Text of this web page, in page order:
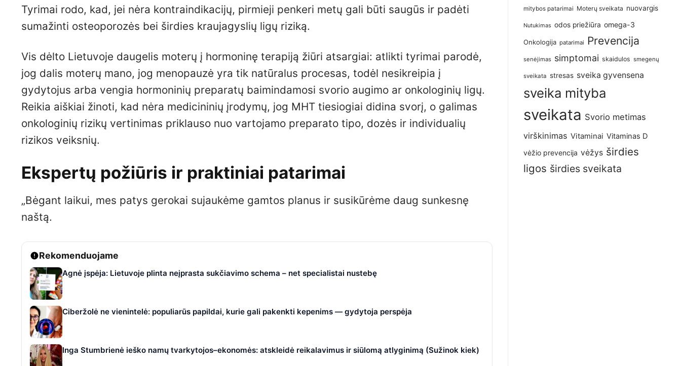
Tyrimai rodo, kad, jei nėra kontraindikacijų, pirmieji penkeri metų gali būti saugūs ir padėti
sumažinti osteoporozės bei širdies kraujagyslių ligų riziką.
Vis dėlto Lietuvoje daugelis moterų į hormoninę terapiją žiūri atsargiai: atlikti tyrimai parodė,
jog dalis moterų mano, jog menopauzė yra tik natūralus procesas, todėl nesikreipia į
gydytojus arba vengia hormoninių preparatų baimindamosi svorio augimo ar onkologinių ligų.
Reikia aiškiai žinoti, kad nėra medicininių įrodymų, jog MHT tiesiogiai didina svorį, o galimas
onkologinių rizikų vertinimas priklauso nuo vartojamo preparato tipo, dozės ir individualių
rizikos veiksnių.
Ekspertų požiūris ir praktiniai patarimai
„Bėgant laikui, mes patys gerokai sujaukėme gamtos planus ir susikūrėme daug sunkesnę
naštą.
Rekomenduojame
Agnė įspėja: Lietuvoje plinta neįprasta sukčiavimo schema – net specialistai nustebę
Ciberžolė ne vienintelė: populiarūs papildai, kurie gali pakenkti kepenims — gydytoja perspėja
Inga Stumbrienė ieško namų tvarkytojos–ekonomės: atskleidė reikalavimus ir siūlomą atlyginimą (Sužinok kiek)
mitybos patarimai Moterų sveikata nuovargis
Nutukimas odos priežiūra omega-3
Onkologija patarimai Prevencija
senėjimas simptomai skaidulos smegenų
sveikata stresas sveika gyvensena
sveika mityba
sveikata Svorio metimas
virškinimas Vitaminai Vitaminas D
vėžio prevencija vėžys širdies
ligos širdies sveikata